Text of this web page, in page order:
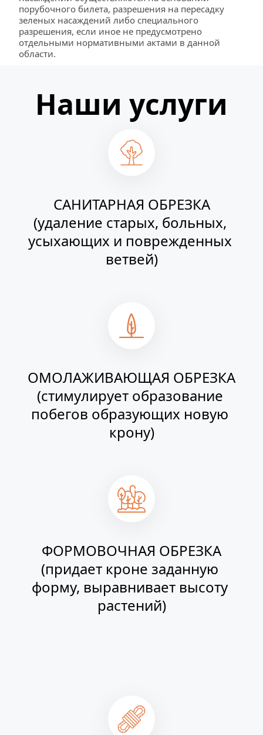
порубочного билета, разрешения на пересадку
зеленых насаждений либо специального
разрешения, если иное не предусмотрено
отдельными нормативными актами в данной
области.
Наши услуги
САНИТАРНАЯ ОБРЕЗКА
(удаление старых, больных,
усыхающих и поврежденных
ветвей)
ОМОЛАЖИВАЮЩАЯ ОБРЕЗКА
(стимулирует образование
побегов образующих новую
крону)
ФОРМОВОЧНАЯ ОБРЕЗКА
(придает кроне заданную
форму, выравнивает высоту
растений)